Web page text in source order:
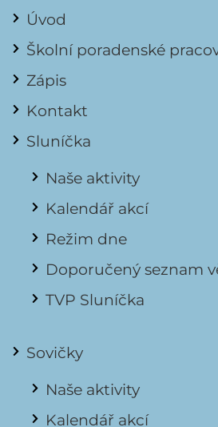
Úvod
Školní poradenské
Zápis
Kontakt
Sluníčka
Naše aktivity
Kalendář akcí
Režim dne
Doporučený seznam
TVP Sluníčka
Sovičky
Naše aktivity
Kalendář akcí